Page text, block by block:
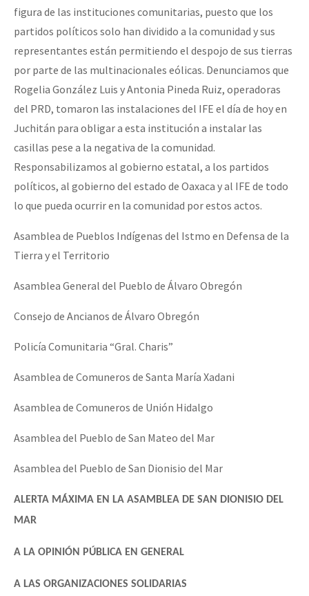
Semillero Guerra contra la Humanidad. (Las poblaciones y
la naturaleza bajo asedio)
Libros para descargar
Medios Libres
COVID-19
Eventos
Contacto
figura de las instituciones comunitarias, puesto que los
partidos políticos solo han dividido a la comunidad y sus
representantes están permitiendo el despojo de sus tierras
por parte de las multinacionales eólicas. Denunciamos que
Rogelia González Luis y Antonia Pineda Ruiz, operadoras
del PRD, tomaron las instalaciones del IFE el día de hoy en
Juchitán para obligar a esta institución a instalar las
casillas pese a la negativa de la comunidad.
Responsabilizamos al gobierno estatal, a los partidos
políticos, al gobierno del estado de Oaxaca y al IFE de todo
lo que pueda ocurrir en la comunidad por estos actos.
Asamblea de Pueblos Indígenas del Istmo en Defensa de la
Tierra y el Territorio
Asamblea General del Pueblo de Álvaro Obregón
Consejo de Ancianos de Álvaro Obregón
Policía Comunitaria “Gral. Charis”
Asamblea de Comuneros de Santa María Xadani
Asamblea de Comuneros de Unión Hidalgo
Asamblea del Pueblo de San Mateo del Mar
Asamblea del Pueblo de San Dionisio del Mar
ALERTA MÁXIMA EN LA ASAMBLEA DE SAN DIONISIO DEL
MAR
A LA OPINIÓN PÚBLICA EN GENERAL
A LAS ORGANIZACIONES SOLIDARIAS